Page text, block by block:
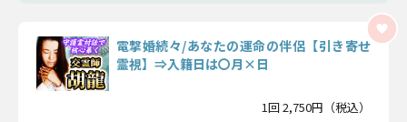
電撃婚続々/あなたの運命の伴侶【引き寄せ
霊視】⇒入籍日は〇月×日
1回 2,750円（税込）